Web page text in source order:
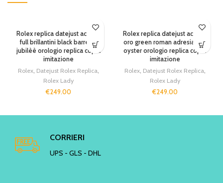
Rolex replica datejust acciaio
full brillantini black barrette
jubilèè orologio replica copia
imitazione
Rolex, Datejust Rolex Replica,
Rolex Lady
€249.00
Rolex replica datejust acciaio
oro green roman adresia dial
oyster orologio replica copia
imitazione
Rolex, Datejust Rolex Replica,
Rolex Lady
€249.00
CORRIERI
UPS - GLS - DHL